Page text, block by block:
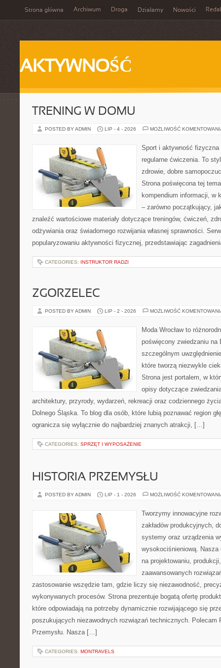
Strona główna Archiwum Droga Działamy Nowości
AKTYWNOŚĆ
TRENING W DOMU
POSTED BY ADMIN LIP - 4 - 2026 MOŻLIWOŚĆ
Sport i aktywność
regularne ćwiczenia. To
zdrowie, dobre
Strona poświęcona tej
kompendium informacji, w
– zarówno początkujący,
znaleźć wartościowe materiały dotyczące treningów, ćwiczeń,
odżywiania oraz świadomego rozwijania własnej sprawności.
popularyzowaniu aktywności fizycznej, przedstawiając
CATEGORIES: INSTRUKTOR RADZI
ZGORZELEC
POSTED BY ADMIN LIP - 2 - 2026 MOŻLIWOŚĆ
Moda Wrocław to
poświęcony zwiedzaniu na
szczególnym
które tworzą niezwykle
Strona jest portalem, w
opisy dotyczące
architektury, przyrody, wydarzeń, rekreacji oraz codziennego
Dolnego Śląska. To blog dla osób, które lubią poznawać region
ogranicza się wyłącznie do najbardziej znanych atrakcji, […]
CATEGORIES: SPRZĘT I WYPOSAŻENIE
HISTORIA PRZEMYSŁU
POSTED BY ADMIN LIP - 1 - 2026 MOŻLIWOŚĆ
Tworzymy innowacyjne
zakładów produkcyjnych,
systemy oraz urządzenia
wysokociśnieniową. Nasza
na projektowaniu,
zaawansowanych
zastosowanie wszędzie tam, gdzie liczy się niezawodność,
wykonywanych procesów. Strona prezentuje bogatą ofertę
które odpowiadają na potrzeby dynamicznie rozwijającego się
poszukujących niezawodnych rozwiązań technicznych. Polecam
Przemysłu. Nasza […]
CATEGORIES: MONTRAVELS